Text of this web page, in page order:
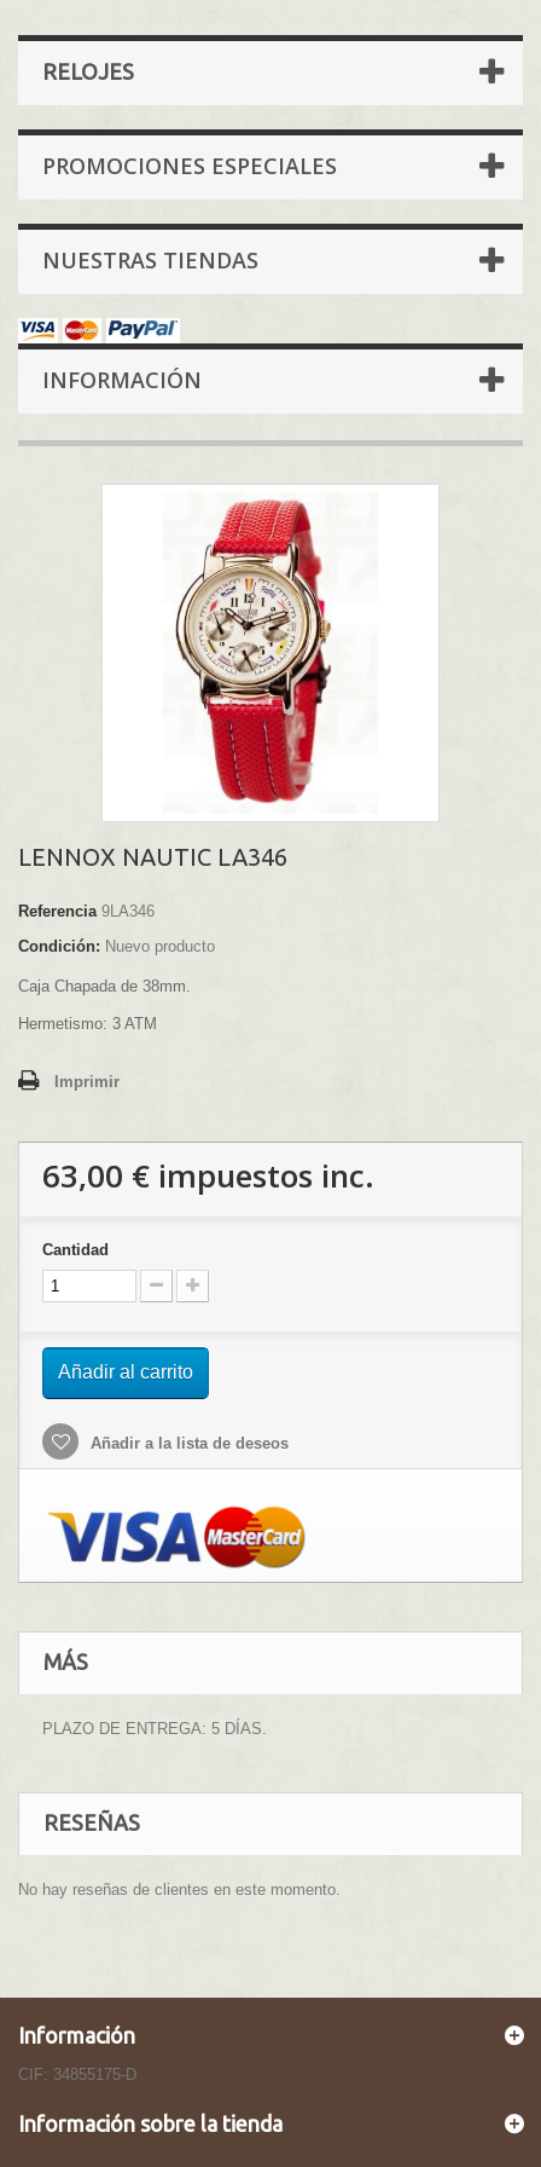
RELOJES
PROMOCIONES ESPECIALES
NUESTRAS TIENDAS
INFORMACIÓN
LENNOX NAUTIC LA346
Referencia 9LA346
Condición: Nuevo producto
Caja Chapada de 38mm.
Hermetismo: 3 ATM
Imprimir
63,00 € impuestos inc.
Cantidad
Añadir al carrito
Añadir a la lista de deseos
MÁS
PLAZO DE ENTREGA: 5 DÍAS.
RESEÑAS
No hay reseñas de clientes en este momento.
Información
CIF: 34855175-D
Información sobre la tienda